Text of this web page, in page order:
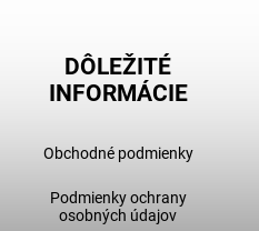
DÔLEŽITÉ
INFORMÁCIE
Obchodné podmienky
Podmienky ochrany
osobných údajov